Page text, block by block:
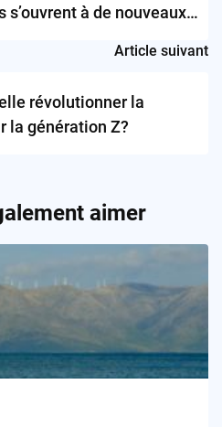
s’ouvrent à de nouveaux
Article suivant
révolutionner la
la génération Z?
aimer